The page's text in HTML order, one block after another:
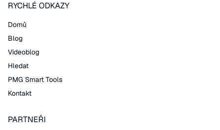
RYCHLÉ ODKAZY
Domů
Blog
Videoblog
Hledat
PMG Smart Tools
Kontakt
PARTNEŘI